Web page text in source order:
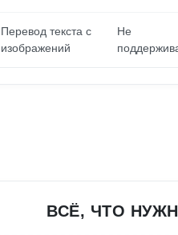
Перевод текста с
изображений
Не
ВСЁ, ЧТО